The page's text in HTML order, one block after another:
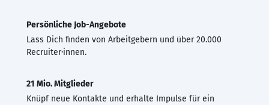
Persönliche Job-Angebote
Lass Dich finden von Arbeitgebern und über 20.000
Recruiter·innen.
21 Mio. Mitglieder
Knüpf neue Kontakte und erhalte Impulse für ein